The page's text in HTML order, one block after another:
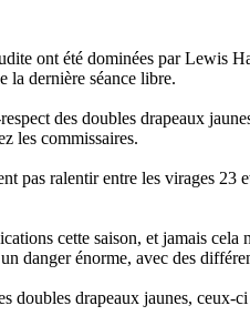
ont été dominées par Lewis
la dernière séance libre.
des doubles drapeaux
les commissaires.
pas ralentir entre les virages 23
cette saison, et jamais
danger énorme, avec des
drapeaux jaunes, ceux-ci